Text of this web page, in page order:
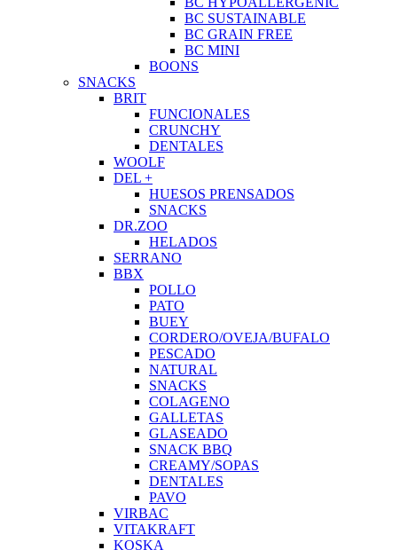
BC SUSTAINABLE
BC GRAIN FREE
BC MINI
BOONS
SNACKS
BRIT
FUNCIONALES
CRUNCHY
DENTALES
WOOLF
DEL +
HUESOS PRENSADOS
SNACKS
DR.ZOO
HELADOS
SERRANO
BBX
POLLO
PATO
BUEY
CORDERO/OVEJA/BUFALO
PESCADO
NATURAL
SNACKS
COLAGENO
GALLETAS
GLASEADO
SNACK BBQ
CREAMY/SOPAS
DENTALES
PAVO
VIRBAC
VITAKRAFT
KOSKA